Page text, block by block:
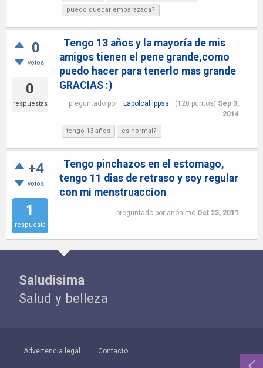
puedo quedar embarazada?
0
votos
0
respuestas
Tengo 13 años y la mayoría de mis
amigos tienen el pene grande,como
puedo hacer para tenerlo mas grande
GRACIAS :)
preguntado por Lapolcaliippss (120 puntos) Sep 3,
2014
tengo 13 años es normal?
+4
votos
1
respuesta
Tengo pinchazos en el estomago,
tengo 11 dias de retraso y soy regular
con mi menstruaccion
preguntado por anónimo Oct 23, 2011
Saludisima
Salud y belleza
Advertencia legal Contacto